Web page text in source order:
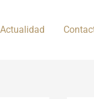
Actualidad